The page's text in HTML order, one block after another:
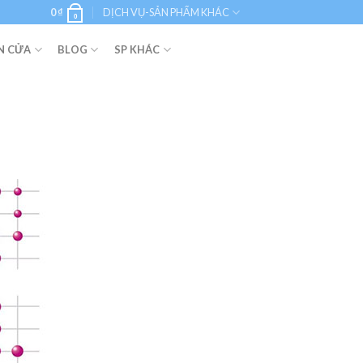
0₫ 0 DỊCH VỤ-SẢN PHẨM KHÁC
CỬA BLOG SP KHÁC